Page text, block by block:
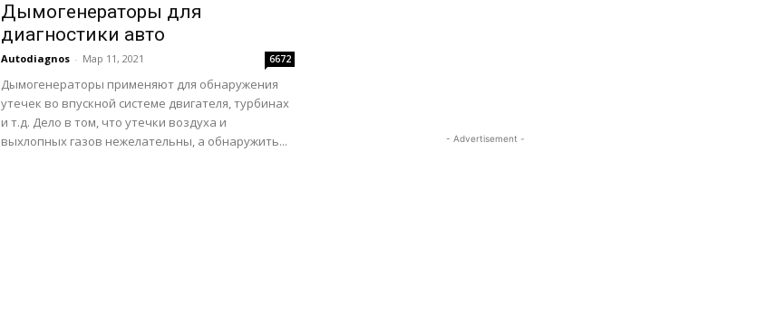
Дымогенераторы для
диагностики авто
Autodiagnos - Мар 11, 2021 6672
Дымогенераторы применяют для обнаружения
утечек во впускной системе двигателя, турбинах
и т.д. Дело в том, что утечки воздуха и
выхлопных газов нежелательны, а обнаружить...
- Advertisement -